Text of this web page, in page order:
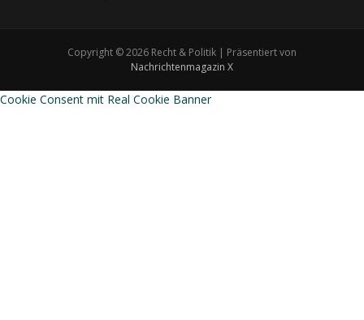
Copyright © 2026 Recht & Politik | Präsentiert von
Nachrichtenmagazin X
Cookie Consent mit Real Cookie Banner